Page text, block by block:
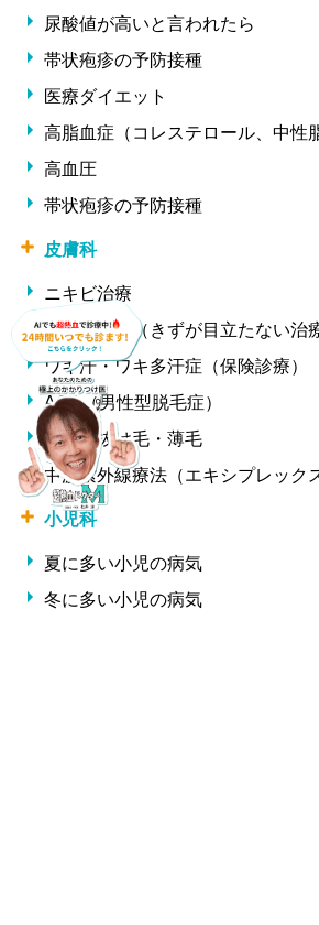
尿酸値が高いと言われたら
帯状疱疹の予防接種
医療ダイエット
高脂血症（コレステロール、中性
高血圧
帯状疱疹の予防接種
皮膚科
ニキビ治療
ほくろ除去（きずが目立たない治
ワキ汗・ワキ多汗症（保険診療）
AGA（男性型脱毛症）
女性の抜け毛・薄毛
中波紫外線療法（エキシプレック
小児科
夏に多い小児の病気
冬に多い小児の病気